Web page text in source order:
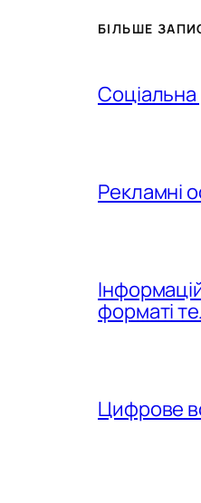
БІЛЬШЕ
Рекламні
форматі
Цифрове